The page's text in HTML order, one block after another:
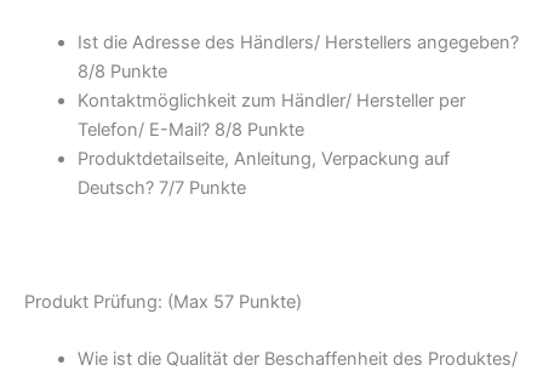
Ist die Adresse des Händlers/ Herstellers angegeben?
8/8 Punkte
Kontaktmöglichkeit zum Händler/ Hersteller per
Telefon/ E-Mail? 8/8 Punkte
Produktdetailseite, Anleitung, Verpackung auf
Deutsch? 7/7 Punkte
Produkt Prüfung: (Max 57 Punkte)
Wie ist die Qualität der Beschaffenheit des Produktes/